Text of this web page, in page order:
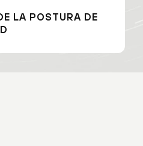
LA POSTURA DE